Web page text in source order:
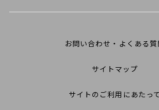
お問い合わせ・よくある質
サイトマップ
サイトのご利用にあたって